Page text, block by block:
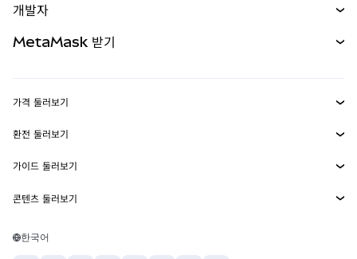
무기한 선물
실물자산
개발자
MetaMask Connect
Snaps
웹3 서비스
MetaMask 받기
보안
고객 지원
채용
가격 둘러보기
이더리움 가격
솔라나 가격
테더 가격
환전 둘러보기
ETH를 USD로 환전
USDT를 INR로 환전
BTC를 INR로 환전
가이드 둘러보기
ETH 매수
콘텐츠 둘러보기
솔라나 지갑
한국어